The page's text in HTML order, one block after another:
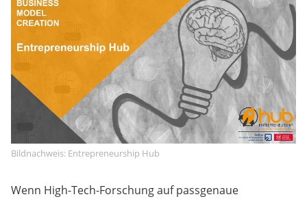
Bildnachweis: Entrepreneurship Hub
Wenn High-Tech-Forschung auf passgenaue